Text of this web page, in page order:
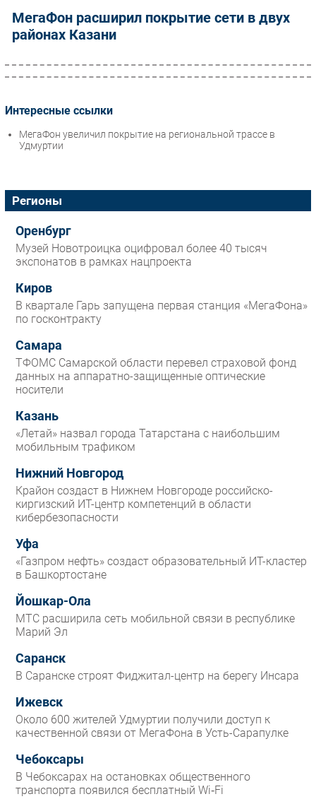
МегаФон расширил покрытие сети в двух
районах Казани
Интересные ссылки
МегаФон увеличил покрытие на региональной трассе в
Удмуртии
Регионы
Оренбург
Музей Новотроицка оцифровал более 40 тысяч
экспонатов в рамках нацпроекта
Киров
В квартале Гарь запущена первая станция «МегаФона»
по госконтракту
Самара
ТФОМС Самарской области перевел страховой фонд
данных на аппаратно-защищенные оптические
носители
Казань
«Летай» назвал города Татарстана с наибольшим
мобильным трафиком
Нижний Новгород
Крайон создаст в Нижнем Новгороде российско-
киргизский ИТ-центр компетенций в области
кибербезопасности
Уфа
«Газпром нефть» создаст образовательный ИТ-кластер
в Башкортостане
Йошкар-Ола
МТС расширила сеть мобильной связи в республике
Марий Эл
Саранск
В Саранске строят Фиджитал-центр на берегу Инсара
Ижевск
Около 600 жителей Удмуртии получили доступ к
качественной связи от МегаФона в Усть-Сарапулке
Чебоксары
В Чебоксарах на остановках общественного
транспорта появился бесплатный Wi‑Fi